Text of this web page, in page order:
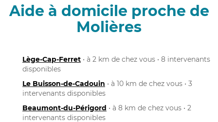
Aide à domicile proche de
Molières
Lège-Cap-Ferret • à 2 km de chez vous • 8 intervenants
disponibles
Le Buisson-de-Cadouin • à 10 km de chez vous • 3
intervenants disponibles
Beaumont-du-Périgord • à 8 km de chez vous • 2
intervenants disponibles